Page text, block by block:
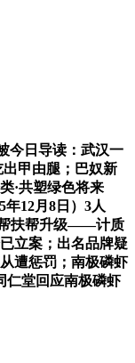
今日导读：武汉一
甲由腿；巴奴新
·共塑绿色将来
12月8日）3人
帮扶帮升级——计质
立案；出名品牌疑
遭惩罚；南极磷虾
仁堂回应南极磷虾